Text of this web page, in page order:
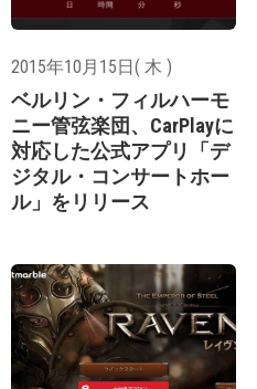
2015年10月15日( 木 )
ベルリン・フィルハーモ
ニー管弦楽団、CarPlayに
対応した公式アプリ「デ
ジタル・コンサートホー
ル」をリリース